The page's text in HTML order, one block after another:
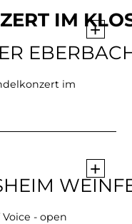
IM +
im
+
- open